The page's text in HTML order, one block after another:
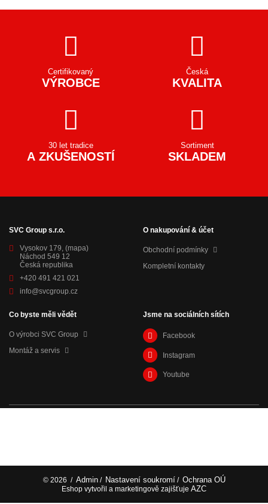
Certifikovaný
VÝROBCE
Česká
KVALITA
30 let tradice
A ZKUŠENOSTÍ
Sortiment
SKLADEM
SVC Group s.r.o.
Vysokov 179, (mapa)
Náchod 549 12
Česká republika
+420 491 421 021
info@svcgroup.cz
O nakupování & účet
Obchodní podmínky
Kompletní kontakty
Co byste měli vědět
O výrobci SVC Group
Montáž a servis
Jsme na sociálních sítích
Facebook
Instagram
Youtube
© 2026 / Admin/ Nastavení soukromí/ Ochrana OÚ
Eshop vytvořil a marketingově zajišťuje AZC